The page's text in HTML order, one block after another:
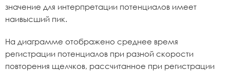
значение для интерпретации потенциалов имеет
наивысший пик.
На диаграмме отображено среднее время
регистрации потенциалов при разной скорости
повторения щелчков, рассчитанное при регистрации